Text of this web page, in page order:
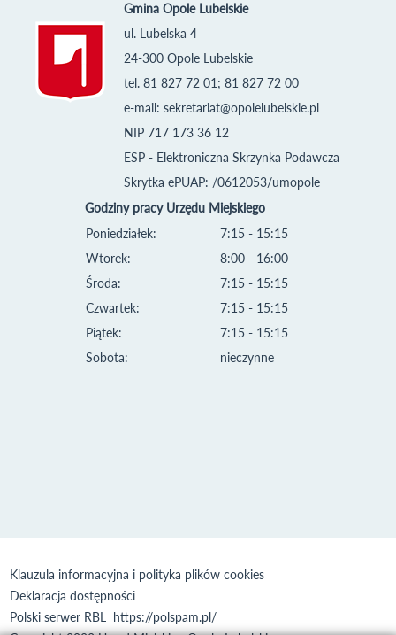
Gmina Opole Lubelskie
ul. Lubelska 4
24-300 Opole Lubelskie
tel. 81 827 72 01; 81 827 72 00
e-mail: sekretariat@opolelubelskie.pl
NIP 717 173 36 12
ESP - Elektroniczna Skrzynka Podawcza
Skrytka ePUAP: /0612053/umopole
Godziny pracy Urzędu Miejskiego
Poniedziałek:
Wtorek:
Środa:
Czwartek:
Piątek:
Sobota:
7:15 - 15:15
8:00 - 16:00
7:15 - 15:15
7:15 - 15:15
7:15 - 15:15
nieczynne
Klauzula informacyjna i polityka plików cookies
Deklaracja dostępności
Polski serwer RBL https://polspam.pl/